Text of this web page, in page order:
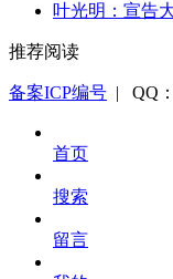
叶光明：宣告
推荐阅读
备案ICP编号 | QQ
首页
搜索
留言